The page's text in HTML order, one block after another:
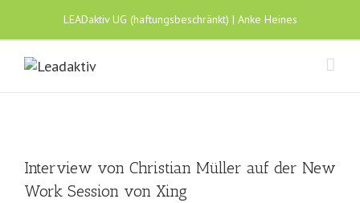
LEADaktiv UG (haftungsbeschränkt) | Anke Heines
Interview von Christian Müller auf der New
Work Session von Xing